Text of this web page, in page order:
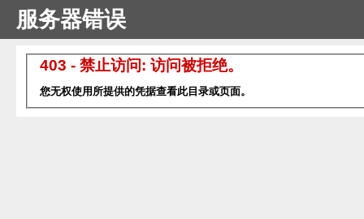
服务器错误
403 - 禁止访问: 访问被拒绝。
您无权使用所提供的凭据查看此目录或页面。